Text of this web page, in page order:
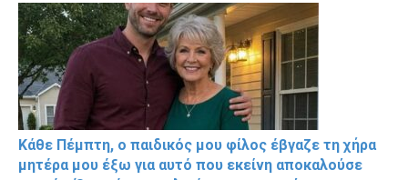
Κάθε Πέμπτη, ο παιδικός μου φίλος έβγαζε τη χήρα
μητέρα μου έξω για αυτό που εκείνη αποκαλούσε